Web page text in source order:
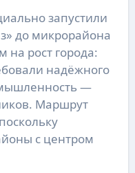
запустили
до микрорайона
на рост города:
надёжного
—
Маршрут
с центром